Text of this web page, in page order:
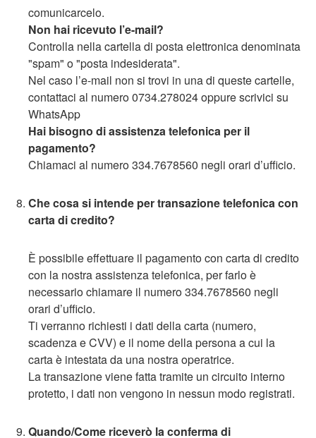
comunicarcelo.
Non hai ricevuto l’e-mail?
Controlla nella cartella di posta elettronica denominata
"spam" o "posta indesiderata".
Nel caso l’e-mail non si trovi in una di queste cartelle,
contattaci al numero 0734.278024 oppure scrivici su
WhatsApp
Hai bisogno di assistenza telefonica per il
pagamento?
Chiamaci al numero 334.7678560 negli orari d’ufficio.
Che cosa si intende per transazione telefonica con
carta di credito?
È possibile effettuare il pagamento con carta di credito
con la nostra assistenza telefonica, per farlo è
necessario chiamare il numero 334.7678560 negli
orari d’ufficio.
Ti verranno richiesti i dati della carta (numero,
scadenza e CVV) e il nome della persona a cui la
carta è intestata da una nostra operatrice.
La transazione viene fatta tramite un circuito interno
protetto, i dati non vengono in nessun modo registrati.
Quando/Come riceverò la conferma di